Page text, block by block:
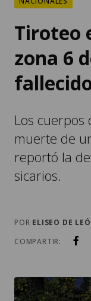
Tiroteo
zona 6
Los
muerte de
reportó la
sicarios.
POR ELISEO DE
COMPARTIR: